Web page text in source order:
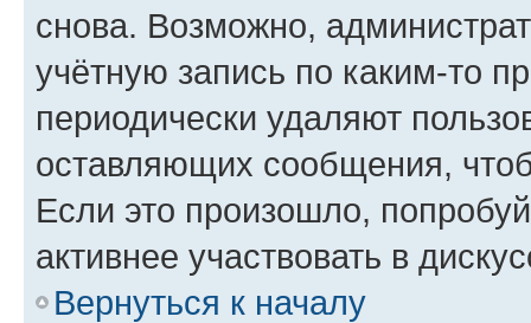
снова. Возможно,
учётную запись по каким-то
периодически удаляют
оставляющих сообщения,
Если это произошло,
активнее участвовать в
Вернуться к началу